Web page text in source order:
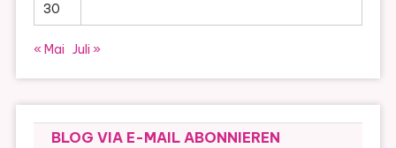
30
« Mai Juli »
BLOG VIA E-MAIL ABONNIEREN